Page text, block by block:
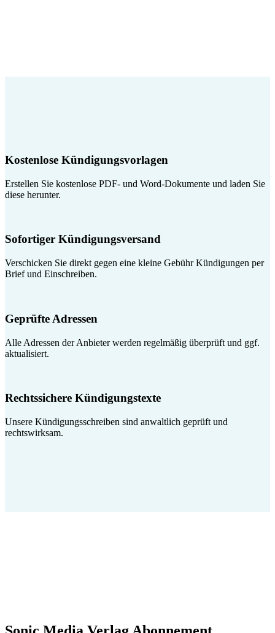
Kostenlose Kündigungsvorlagen
Erstellen Sie kostenlose PDF- und Word-Dokumente und laden Sie
diese herunter.
Sofortiger Kündigungsversand
Verschicken Sie direkt gegen eine kleine Gebühr Kündigungen per
Brief und Einschreiben.
Geprüfte Adressen
Alle Adressen der Anbieter werden regelmäßig überprüft und ggf.
aktualisiert.
Rechtssichere Kündigungstexte
Unsere Kündigungsschreiben sind anwaltlich geprüft und
rechtswirksam.